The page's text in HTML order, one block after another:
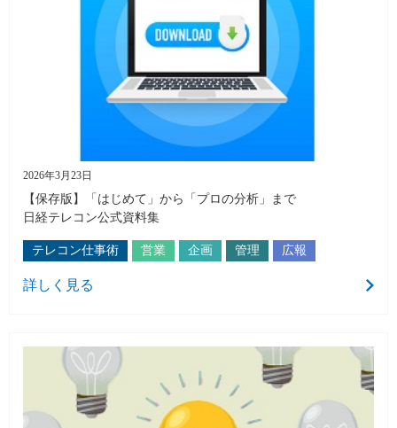
2026年3月23日
【保存版】「はじめて」から「プロの分析」まで
日経テレコン公式資料集
テレコン仕事術 営業 企画 管理 広報
詳しく見る